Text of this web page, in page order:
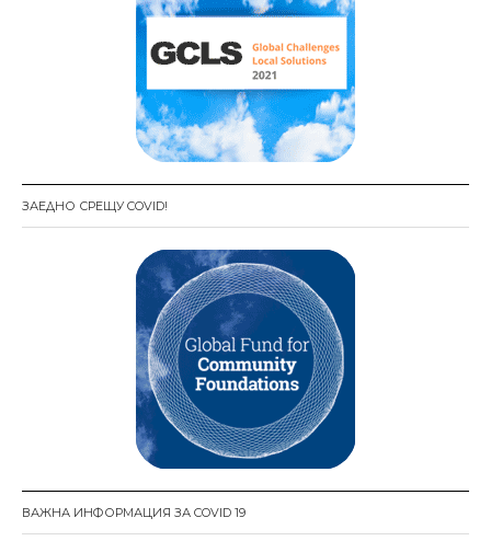
ЗАЕДНО СРЕЩУ COVID!
ВАЖНА ИНФОРМАЦИЯ ЗА COVID 19